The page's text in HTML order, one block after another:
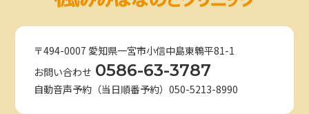
〒494-0007 愛知県一宮市小信中島東鵯平81-1
お問い合わせ 0586-63-3787
自動音声予約（当日順番予約）050-5213-8990